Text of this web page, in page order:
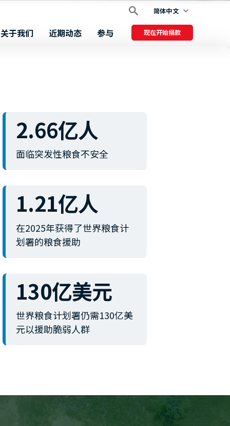
简体中文
关于我们 近期动态 参与 现在开始捐款
2.66亿人
面临突发性粮食不安全
1.21亿人
在2025年获得了世界粮食计
划署的粮食援助
130亿美元
世界粮食计划署仍需130亿美
元以援助脆弱人群